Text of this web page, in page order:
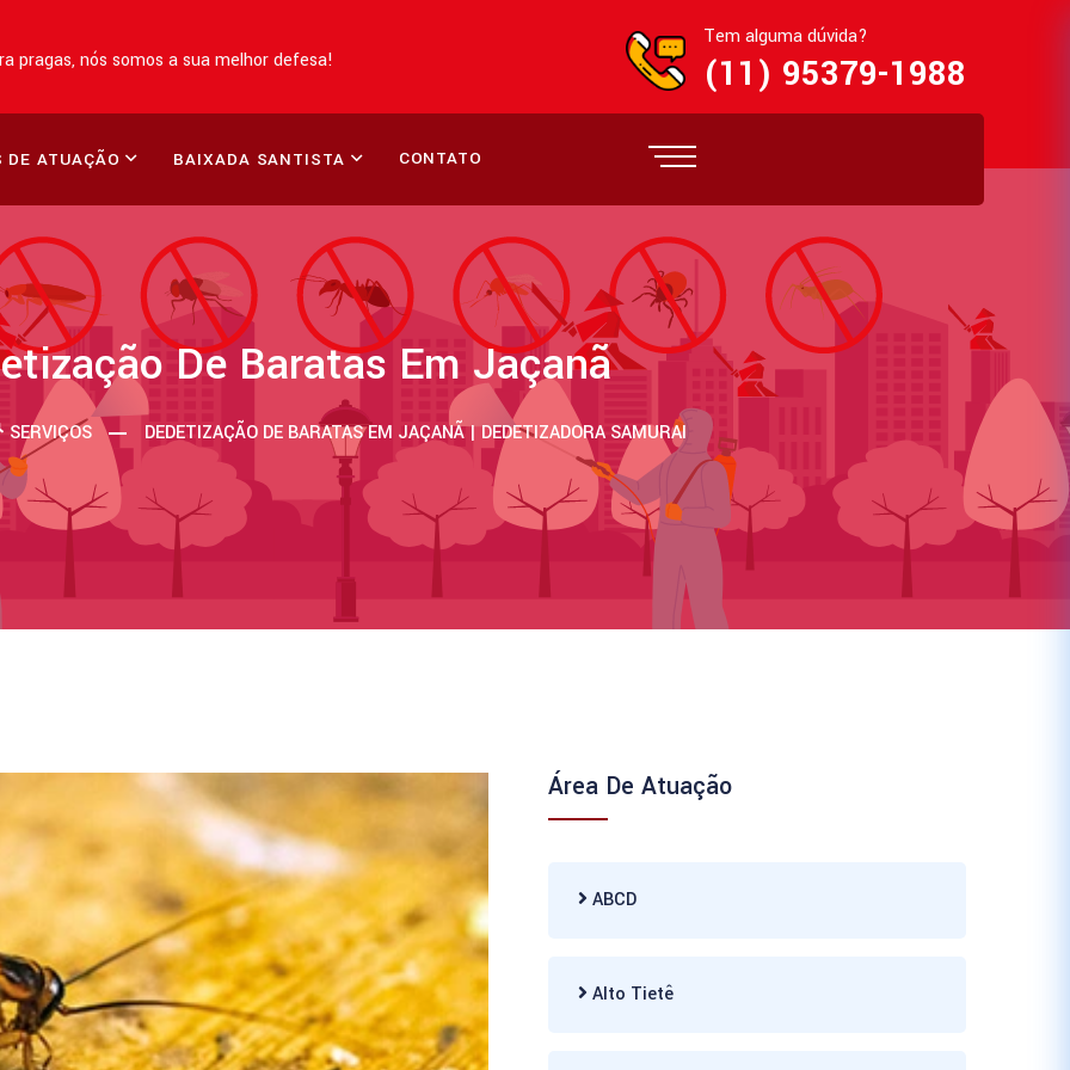
pragas, nós somos a sua melhor defesa!
Tem alguma dúvida?
(11) 95379-1988
DE ATUAÇÃO BAIXADA SANTISTA CONTATO
De Baratas Em Jaçanã
SERVIÇOS DEDETIZAÇÃO DE BARATAS EM JAÇANÃ | DEDETIZADORA SAMURAI
Área De Atuação
ABCD
Alto Tietê